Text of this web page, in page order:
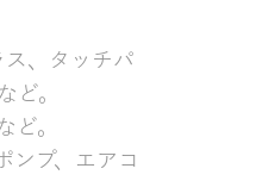
、タッチパ
ど。
ど。
ンプ、エアコ